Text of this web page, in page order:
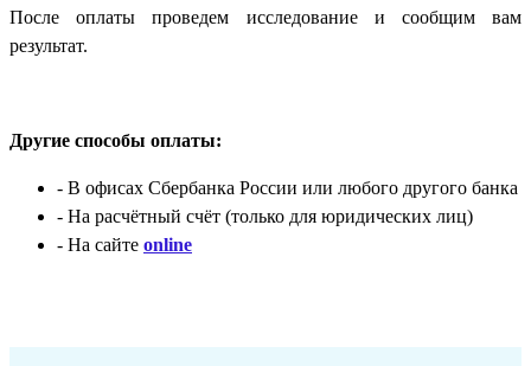
После оплаты проведем исследование и сообщим вам
результат.
Другие способы оплаты:
- В офисах Сбербанка России или любого другого банка
- На расчётный счёт (только для юридических лиц)
- На сайте online